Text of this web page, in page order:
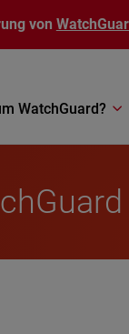
von
WatchGuard?